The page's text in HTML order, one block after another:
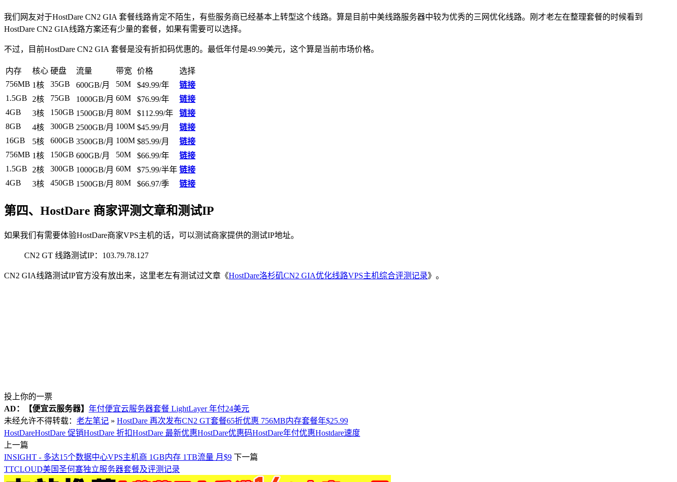
我们网友对于HostDare CN2 GIA 套餐线路肯定不陌生，有些服务商已经基本上转型这个线路。算是目前中美线路服务器中较为优秀的三网优化线路。刚才老左在整理套餐的时候看到
HostDare CN2 GIA线路方案还有少量的套餐，如果有需要可以选择。
不过，目前HostDare CN2 GIA 套餐是没有折扣码优惠的。最低年付是49.99美元，这个算是当前市场价格。
内存 核心 硬盘 流量 带宽 价格
选择
756MB 1核 35GB 600GB/月 50M $49.99/年
链接
1.5GB
2核 75GB 1000GB/月 60M $76.99/年
链接
4GB
3核 150GB 1500GB/月 80M $112.99/年
链接
8GB
4核 300GB 2500GB/月 100M $45.99/月
链接
16GB
5核 600GB 3500GB/月 100M $85.99/月
链接
756MB 1核 150GB 600GB/月 50M $66.99/年
链接
1.5GB
2核 300GB 1000GB/月 60M $75.99/半年 链接
4GB
3核 450GB 1500GB/月 80M $66.97/季 链接
第四、HostDare 商家评测文章和测试IP
如果我们有需要体验HostDare商家VPS主机的话，可以测试商家提供的测试IP地址。
CN2 GT 线路测试IP：103.79.78.127
CN2 GIA线路测试IP官方没有放出来，这里老左有测试过文章《HostDare洛杉矶CN2 GIA优化线路VPS主机综合评测记录》。
投上你的一票
AD：
【便宜云服务器】 年付便宜云服务器套餐 LightLayer 年付24美元
未经允许不得转载： 老左笔记 » HostDare 再次发布CN2 GT套餐65折优惠 756MB内存套餐年$25.99
HostDareHostDare 促销HostDare 折扣HostDare 最新优惠HostDare优惠码HostDare年付优惠Hostdare速度
上一篇
INSIGHT - 多达15个数据中心VPS主机商 1GB内存 1TB流量 月$9 下一篇
TTCLOUD美国圣何塞独立服务器套餐及评测记录